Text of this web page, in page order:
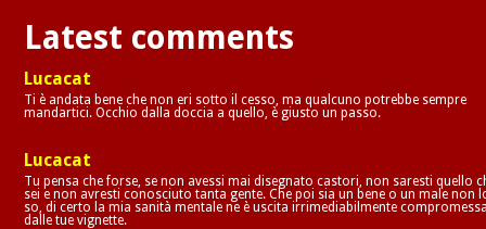
Latest comments
Lucacat
Ti è andata bene che non eri sotto il cesso, ma qualcuno potrebbe sempre
mandartici. Occhio dalla doccia a quello, è giusto un passo.
Lucacat
Tu pensa che forse, se non avessi mai disegnato castori, non saresti quello
sei e non avresti conosciuto tanta gente. Che poi sia un bene o un male non
so, di certo la mia sanità mentale ne è uscita irrimediabilmente
dalle tue vignette.